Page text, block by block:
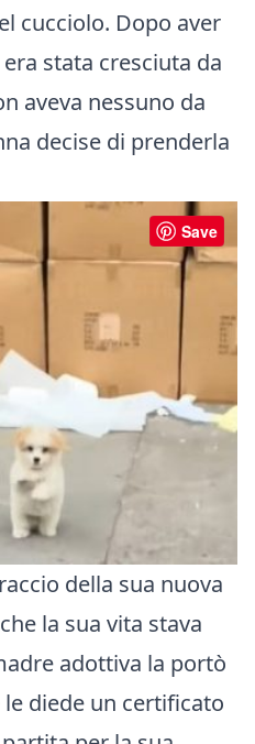
cucciolo. Dopo aver
stata cresciuta da
aveva nessuno da
decise di prenderla
Save
della sua nuova
la sua vita stava
adottiva la portò
diede un certificato